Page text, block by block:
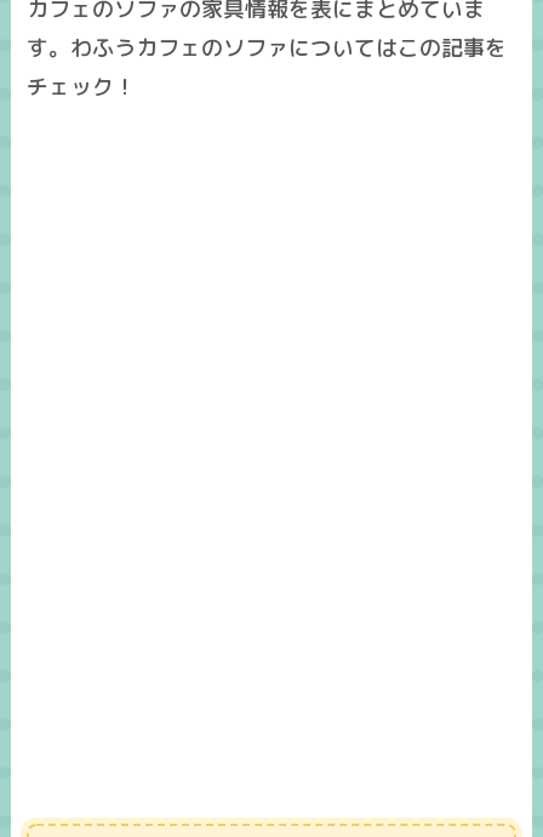
カフェのソファの家具情報を表にまとめていま
す。わふうカフェのソファについてはこの記事を
チェック！